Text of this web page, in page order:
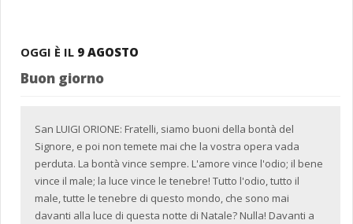
OGGI È IL 9 AGOSTO
Buon giorno
San LUIGI ORIONE: Fratelli, siamo buoni della bontà del
Signore, e poi non temete mai che la vostra opera vada
perduta. La bontà vince sempre. L'amore vince l'odio; il bene
vince il male; la luce vince le tenebre! Tutto l'odio, tutto il
male, tutte le tenebre di questo mondo, che sono mai
davanti alla luce di questa notte di Natale? Nulla! Davanti a